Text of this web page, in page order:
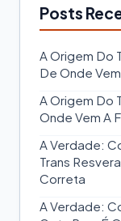
Posts
A Origem Do
De Onde
A Origem Do
Onde Vem A
A Verdade:
Trans
Correta
A Verdade: